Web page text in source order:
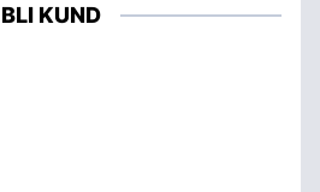
BLI KUND